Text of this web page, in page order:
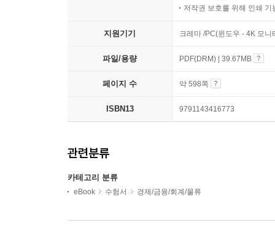
저작권 보호를 위해 인쇄 기
지원기기 크레마 /PC(윈도우 - 4K 모
파일/용량 PDF(DRM) | 39.67MB
페이지 수 약 598쪽
ISBN13 9791143416773
관련분류
카테고리 분류
eBook 수험서 경제/금융/회계/물류